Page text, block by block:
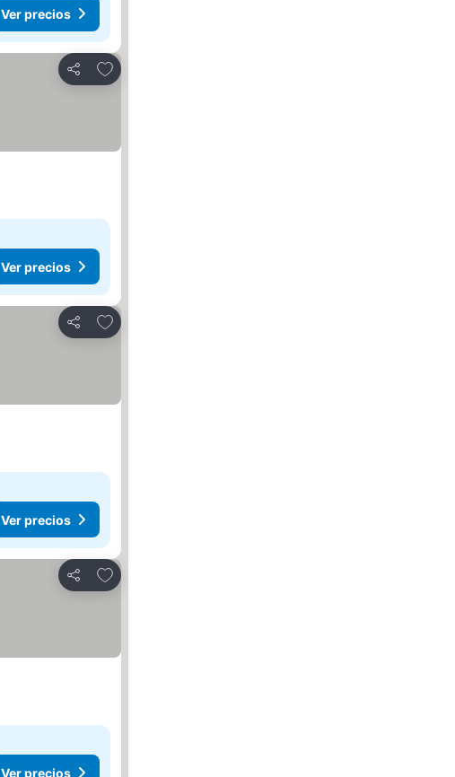
Ver precios
Compartir
Agregar a favoritos
Ver precios
Compartir
Agregar a favoritos
Ver precios
Compartir
Agregar a favoritos
Ver precios